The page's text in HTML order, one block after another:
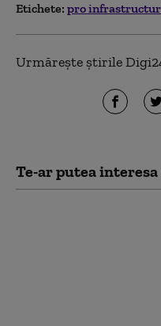
Etichete: pro
Urmărește știrile
Te-ar putea interesa